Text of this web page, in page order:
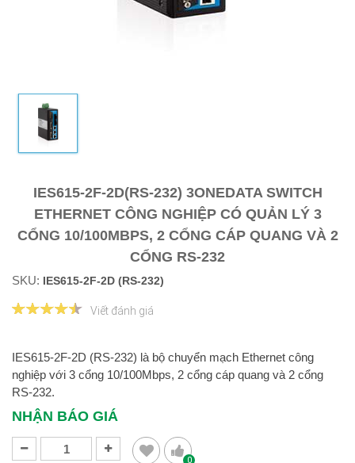
IES615-2F-2D(RS-232) 3ONEDATA SWITCH
ETHERNET CÔNG NGHIỆP CÓ QUẢN LÝ 3
CỔNG 10/100MBPS, 2 CỔNG CÁP QUANG VÀ 2
CỔNG RS-232
SKU: IES615-2F-2D (RS-232)
Viết đánh giá
IES615-2F-2D (RS-232) là bộ chuyển mạch Ethernet công
nghiệp với 3 cổng 10/100Mbps, 2 cổng cáp quang và 2 cổng
RS-232.
NHẬN BÁO GIÁ
0